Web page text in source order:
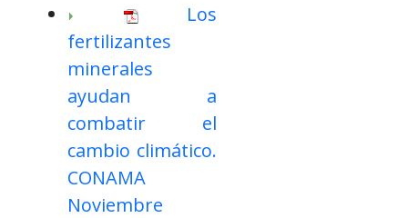
Los
fertilizantes
minerales
ayudan a
combatir el
cambio climático.
CONAMA
Noviembre